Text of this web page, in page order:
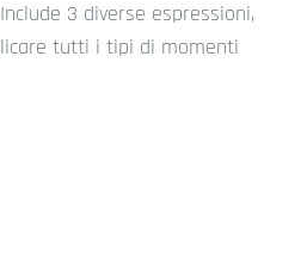
3 diverse espressioni,
tutti i tipi di momenti